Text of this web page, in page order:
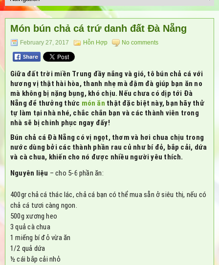
Món bún chả cá trứ danh đất Đà Nẵng
February 27, 2017 Hỗn Hợp No comments
Giữa đất trời miền Trung đầy nắng và gió, tô bún chả cá với
hương vị thật hài hòa, thanh nhẹ mà đậm đà giúp bạn ăn no
mà không bị nặng bụng, khó chịu. Nếu chưa có dịp tới Đà
Nẵng để thưởng thức món ăn thật đặc biệt này, bạn hãy thử
tự làm tại nhà nhé, chắc chắn bạn và các thành viên trong
nhà sẽ bị chinh phục ngay đấy!
Bún chả cá Đà Nẵng có vị ngọt, thơm và hơi chua chịu trong
nước dùng bởi các thành phần rau củ như bí đỏ, bắp cải, dứa
và cà chua, khiến cho nó được nhiều người yêu thích.
Nguyên liệu – cho 5-6 phần ăn:
400gr chả cá thác lác, chả cá bạn có thể mua sẵn ở siêu thị, nếu có
chả cá tươi càng ngon.
500g xương heo
3 quả cà chua
1 miếng bí đỏ vừa ăn
1/2 quả dứa
½ cái bắp cải nhỏ